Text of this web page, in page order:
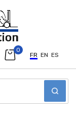
0
FR EN ES